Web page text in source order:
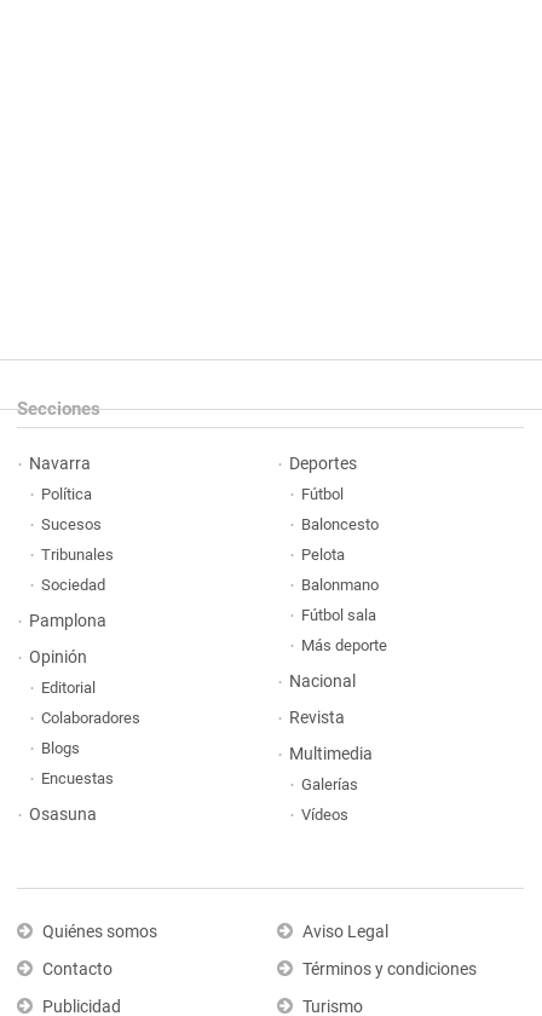
Secciones
Navarra
Política
Sucesos
Tribunales
Sociedad
Pamplona
Opinión
Editorial
Colaboradores
Blogs
Encuestas
Osasuna
Deportes
Fútbol
Baloncesto
Pelota
Balonmano
Fútbol sala
Más deporte
Nacional
Revista
Multimedia
Galerías
Vídeos
Quiénes somos
Contacto
Publicidad
Aviso Legal
Términos y condiciones
Turismo